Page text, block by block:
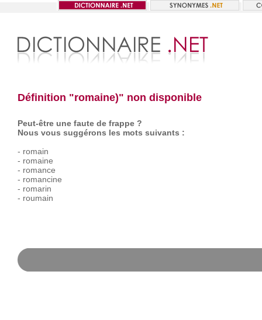
Définition "romaine)" non disponible
Peut-être une faute de frappe ?
Nous vous suggérons les mots suivants :
- romain
- romaine
- romance
- romancine
- romarin
- roumain